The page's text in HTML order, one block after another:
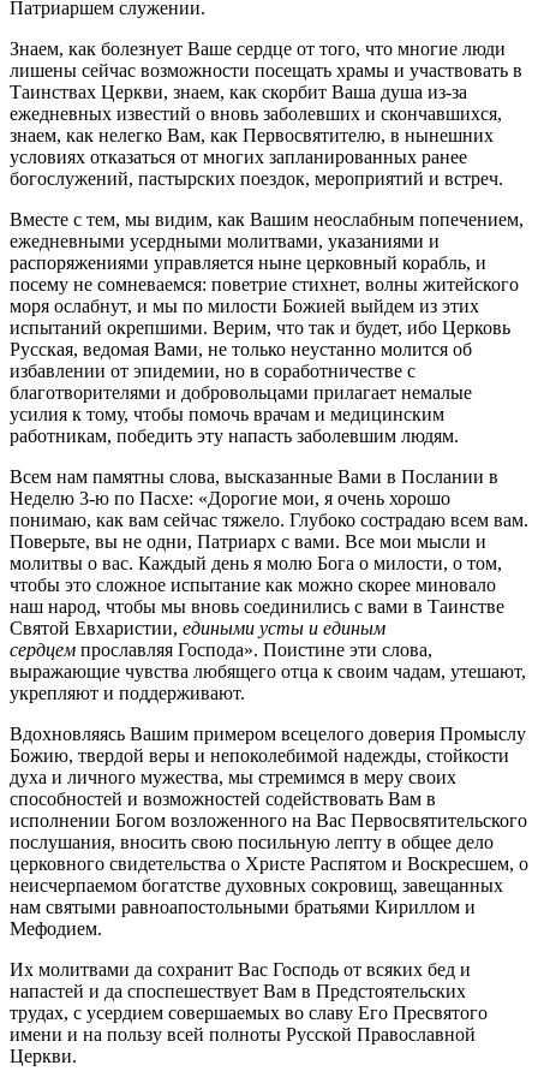
Патриаршем служении.
Знаем, как болезнует Ваше сердце от того, что многие люди
лишены сейчас возможности посещать храмы и участвовать в
Таинствах Церкви, знаем, как скорбит Ваша душа из-за
ежедневных известий о вновь заболевших и скончавшихся,
знаем, как нелегко Вам, как Первосвятителю, в нынешних
условиях отказаться от многих запланированных ранее
богослужений, пастырских поездок, мероприятий и встреч.
Вместе с тем, мы видим, как Вашим неослабным попечением,
ежедневными усердными молитвами, указаниями и
распоряжениями управляется ныне церковный корабль, и
посему не сомневаемся: поветрие стихнет, волны житейского
моря ослабнут, и мы по милости Божией выйдем из этих
испытаний окрепшими. Верим, что так и будет, ибо Церковь
Русская, ведомая Вами, не только неустанно молится об
избавлении от эпидемии, но в соработничестве с
благотворителями и добровольцами прилагает немалые
усилия к тому, чтобы помочь врачам и медицинским
работникам, победить эту напасть заболевшим людям.
Всем нам памятны слова, высказанные Вами в Послании в
Неделю 3-ю по Пасхе: «Дорогие мои, я очень хорошо
понимаю, как вам сейчас тяжело. Глубоко сострадаю всем вам.
Поверьте, вы не одни, Патриарх с вами. Все мои мысли и
молитвы о вас. Каждый день я молю Бога о милости, о том,
чтобы это сложное испытание как можно скорее миновало
наш народ, чтобы мы вновь соединились с вами в Таинстве
Святой Евхаристии, едиными усты и единым
сердцем прославляя Господа». Поистине эти слова,
выражающие чувства любящего отца к своим чадам, утешают,
укрепляют и поддерживают.
Вдохновляясь Вашим примером всецелого доверия Промыслу
Божию, твердой веры и непоколебимой надежды, стойкости
духа и личного мужества, мы стремимся в меру своих
способностей и возможностей содействовать Вам в
исполнении Богом возложенного на Вас Первосвятительского
послушания, вносить свою посильную лепту в общее дело
церковного свидетельства о Христе Распятом и Воскресшем, о
неисчерпаемом богатстве духовных сокровищ, завещанных
нам святыми равноапостольными братьями Кириллом и
Мефодием.
Их молитвами да сохранит Вас Господь от всяких бед и
напастей и да споспешествует Вам в Предстоятельских
трудах, с усердием совершаемых во славу Его Пресвятого
имени и на пользу всей полноты Русской Православной
Церкви.